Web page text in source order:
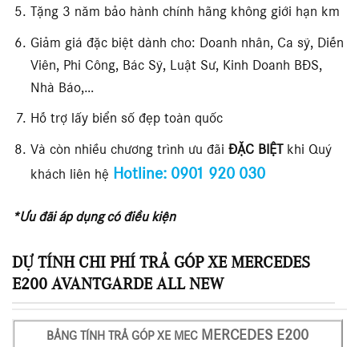
Tặng 3 năm bảo hành chính hãng không giới hạn km
Giảm giá đặc biệt dành cho: Doanh nhân, Ca sỹ, Diễn
Viên, Phi Công, Bác Sỹ, Luật Sư, Kinh Doanh BĐS,
Nhà Báo,…
Hỗ trợ lấy biển số đẹp toàn quốc
Và còn nhiều chương trình ưu đãi ĐẶC BIỆT
khi Quý
khách liên hệ
Hotline: 0901 920 030
*Ưu đãi áp dụng có điều kiện
DỰ TÍNH CHI PHÍ TRẢ GÓP XE MERCEDES
E200 AVANTGARDE ALL NEW
BẢNG TÍNH TRẢ GÓP XE MEC MERCEDES E200